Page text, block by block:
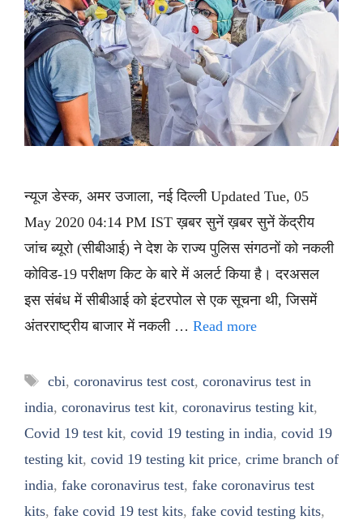
न्यूज डेस्क, अमर उजाला, नई दिल्ली Updated Tue, 05
May 2020 04:14 PM IST ख़बर सुनें ख़बर सुनें केंद्रीय
जांच ब्यूरो (सीबीआई) ने देश के राज्य पुलिस संगठनों को नकली
कोविड-19 परीक्षण किट के बारे में अलर्ट किया है। दरअसल
इस संबंध में सीबीआई को इंटरपोल से एक सूचना थी, जिसमें
अंतरराष्ट्रीय बाजार में नकली … Read more
Tags
cbi, coronavirus test cost, coronavirus test in
india, coronavirus test kit, coronavirus testing kit,
Covid 19 test kit, covid 19 testing in india, covid 19
testing kit, covid 19 testing kit price, crime branch of
india, fake coronavirus test, fake coronavirus test
kits, fake covid 19 test kits, fake covid testing kits,